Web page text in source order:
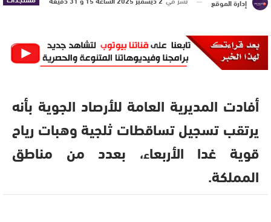
أفادت المديرية العامة للأرصاد الجوية بأنه
يرتقب تسجيل تساقطات ثلجية وهبات رياح
قوية غدا الأربعاء، بعدد من مناطق
المملكة.